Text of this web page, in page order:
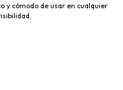
y cómodo de usar en cualquier